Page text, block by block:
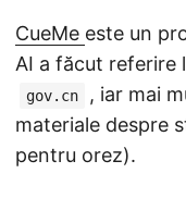
CueMe este un
AI a făcut referire
gov.cn , iar mai
materiale despre
pentru orez).